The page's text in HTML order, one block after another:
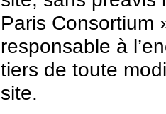
Paris Consortium
responsable à
tiers de toute
site.